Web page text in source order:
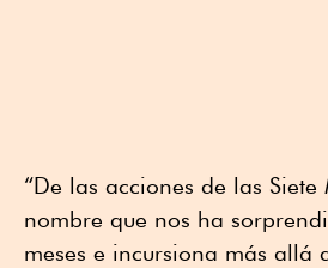
“De las acciones de las
nombre que nos ha
meses e incursiona más allá